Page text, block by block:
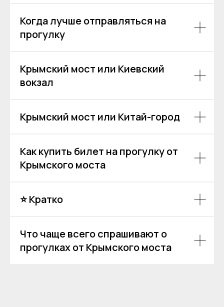
Когда лучше отправляться на
прогулку
Крымский мост или Киевский
вокзал
Крымский мост или Китай-город
Как купить билет на прогулку от
Крымского моста
⭐ Кратко
Что чаще всего спрашивают о
прогулках от Крымского моста
Согласие на обработку персональных данных
ИНН 631625216995
Аренда яхт
VIP КРУИЗЫ
Мероприятия
Расписание
История компании